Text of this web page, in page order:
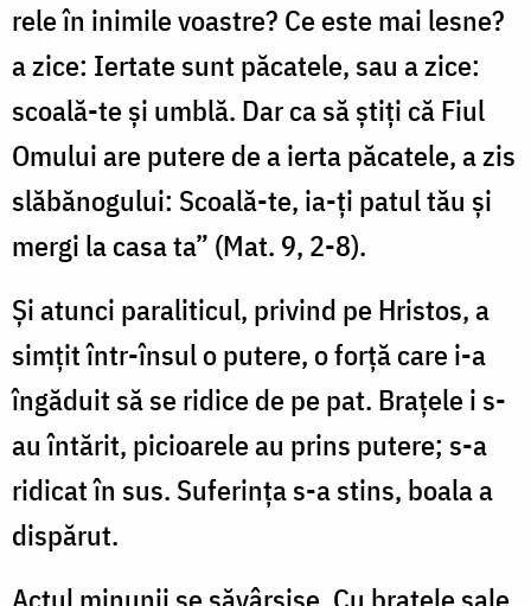
rele în inimile voastre? Ce este mai lesne?
a zice: Iertate sunt păcatele, sau a zice:
scoală-te şi umblă. Dar ca să ştiţi că Fiul
Omului are putere de a ierta păcatele, a zis
slăbănogului: Scoală-te, ia-ţi patul tău şi
mergi la casa ta” (Mat. 9, 2-8).
Şi atunci paraliticul, privind pe Hristos, a
simţit într-însul o putere, o forţă care i-a
îngăduit să se ridice de pe pat. Braţele i s-
au întărit, picioarele au prins putere; s-a
ridicat în sus. Suferinţa s-a stins, boala a
dispărut.